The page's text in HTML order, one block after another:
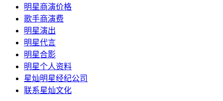
明星商演价格
歌手商演费
明星演出
明星代言
明星合影
明星个人资料
星灿明星经纪公司
联系星灿文化